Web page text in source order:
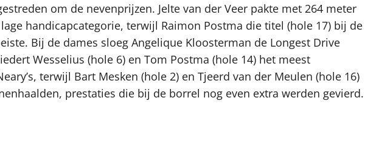
om de nevenprijzen. Jelte van der Veer pakte met 264 meter
handicapcategorie, terwijl Raimon Postma die titel (hole 17) bij de
Bij de dames sloeg Angelique Kloosterman de Longest Drive
Wesselius (hole 6) en Tom Postma (hole 14) het meest
terwijl Bart Mesken (hole 2) en Tjeerd van der Meulen (hole 16)
prestaties die bij de borrel nog even extra werden gevierd.